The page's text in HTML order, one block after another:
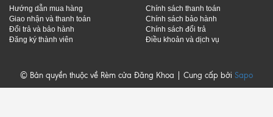
Hướng dẫn mua hàng
Giao nhận và thanh toán
Đổi trả và bảo hành
Đăng ký thành viên
Chính sách thanh toán
Chính sách bảo hành
Chính sách đổi trả
Điều khoản và dịch vụ
© Bản quyền thuộc về Rèm cửa Đăng Khoa | Cung cấp bởi Sapo